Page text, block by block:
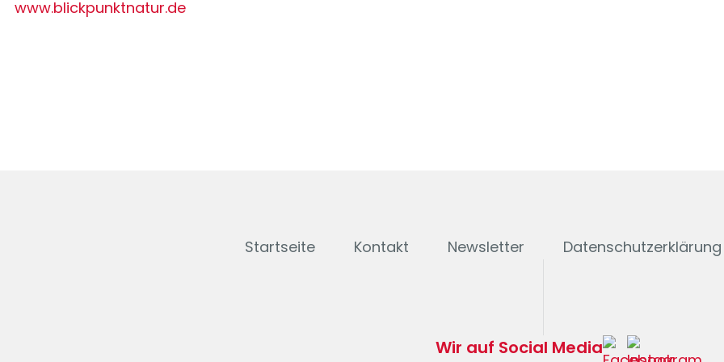
www.blickpunktnatur.de
Startseite Kontakt Newsletter Datenschutzerklärung
Wir auf Social Media